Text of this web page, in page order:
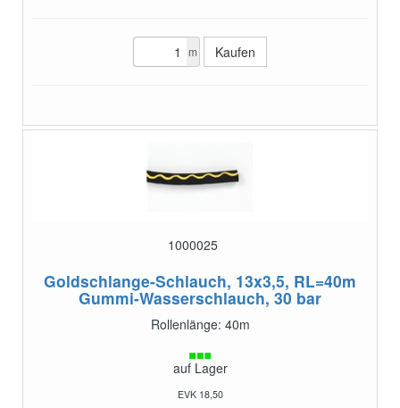
m
1000025
Goldschlange-Schlauch, 13x3,5, RL=40m
Gummi-Wasserschlauch, 30 bar
Rollenlänge: 40m
auf Lager
EVK 18,50